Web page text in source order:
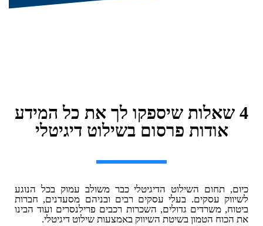
4 שאלות שיספקו לך את כל המידע
אודות פרסום בשילוט דיגיטלי
כיום, תחום השילוט הדיגיטלי כבר משולב עמוק בכל הנוגע
לשיווק עסקים. בעלי עסקים רבים ובניהם מסעדנים, חברות
ביטוח, משרדים גדולים, השכרות רכבים פרילנסרים ועוד הבינו
את הכוח הטמון בשיטת השיווק באמצעות שילוט דיגיטלי.